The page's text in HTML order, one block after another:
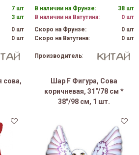
7 шт
3 шт
0 шт
0 шт
В наличии на Фрунзе:
38 шт
В наличии на Ватутина:
0 шт
Скоро на Фрунзе:
0 шт
Скоро на Ватутина:
0 шт
Производитель:
сова,
Шар F Фигура, Сова
коричневая, 31"/78 см *
38"/98 см, 1 шт.